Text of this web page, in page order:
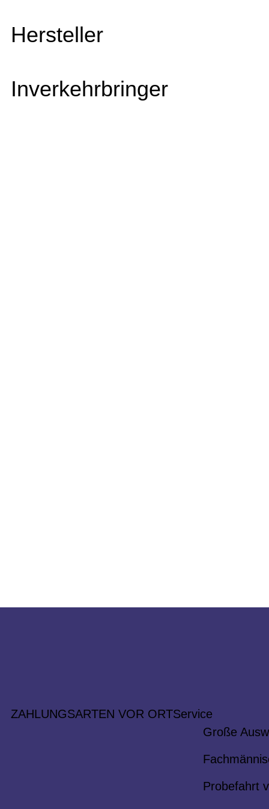
Hersteller
Inverkehrbringer
ZAHLUNGSARTEN VOR ORTService
Große
Probefahrt